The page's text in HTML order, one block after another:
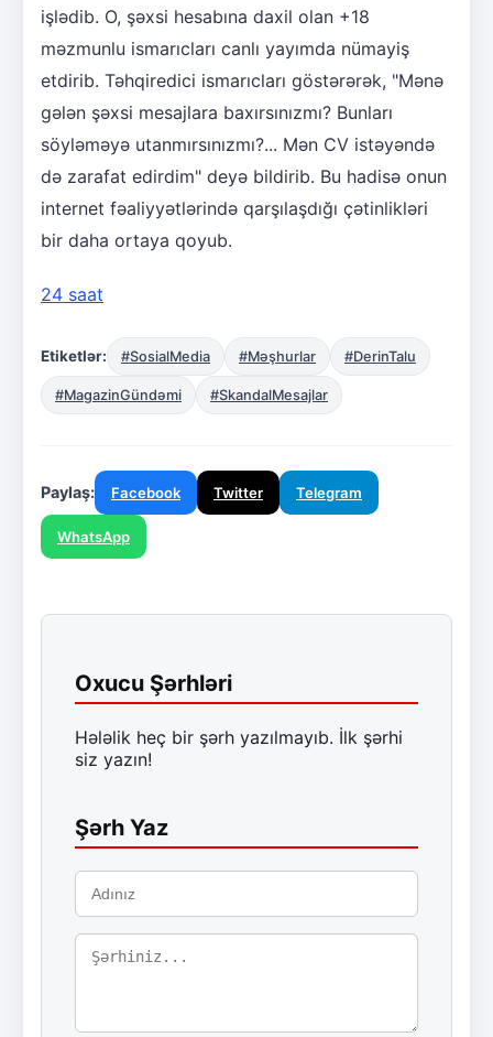
işlədib. O, şəxsi hesabına daxil olan +18
məzmunlu ismarıcları canlı yayımda nümayiş
etdirib. Təhqiredici ismarıcları göstərərək, "Mənə
gələn şəxsi mesajlara baxırsınızmı? Bunları
söyləməyə utanmırsınızmı?... Mən CV istəyəndə
də zarafat edirdim" deyə bildirib. Bu hadisə onun
internet fəaliyyətlərində qarşılaşdığı çətinlikləri
bir daha ortaya qoyub.
24 saat
Etiketlər: #SosialMedia #Məşhurlar #DerinTalu
#MagazinGündəmi #SkandalMesajlar
Paylaş: Facebook Twitter Telegram
WhatsApp
Oxucu Şərhləri
Hələlik heç bir şərh yazılmayıb. İlk şərhi
siz yazın!
Şərh Yaz